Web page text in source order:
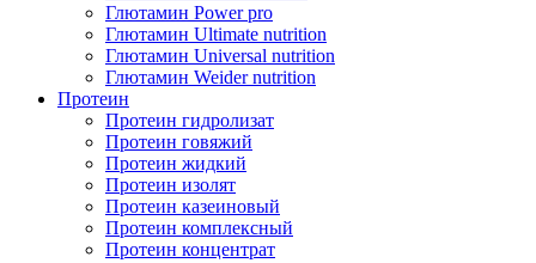
Глютамин Power pro
Глютамин Ultimate nutrition
Глютамин Universal nutrition
Глютамин Weider nutrition
Протеин
Протеин гидролизат
Протеин говяжий
Протеин жидкий
Протеин изолят
Протеин казеиновый
Протеин комплексный
Протеин концентрат